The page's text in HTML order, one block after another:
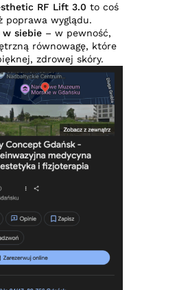
RF Lift 3.0 to coś
poprawa wyglądu.
w siebie– w pewność,
równowagę, które
zdrowej skóry.